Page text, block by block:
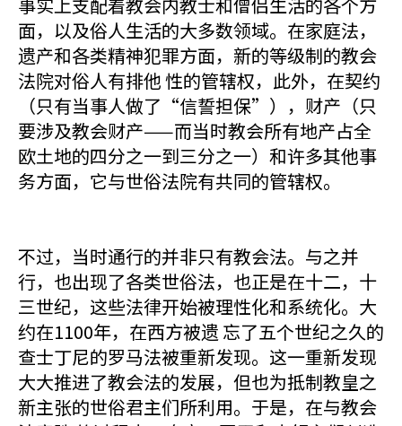
面，以及俗人生活的大多数领域。在家庭法，
遗产和各类精神犯罪方面，新的等级制的教会
法院对俗人有排他 性的管辖权，此外，在契约
（只有当事人做了“信誓担保”），财产（只
要涉及教会财产——而当时教会所有地产占全
欧土地的四分之一到三分之一）和许多其他事
务方面，它与世俗法院有共同的管辖权。
不过，当时通行的并非只有教会法。与之并
行，也出现了各类世俗法，也正是在十二，十
三世纪，这些法律开始被理性化和系统化。大
约在1100年，在西方被遗 忘了五个世纪之久的
查士丁尼的罗马法被重新发现。这一重新发现
大大推进了教会法的发展，但也为抵制教皇之
新主张的世俗君主们所利用。于是，在与教会